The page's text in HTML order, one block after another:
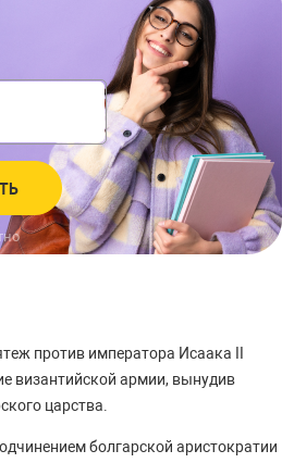
против императора Исаака II
византийской армии, вынудив
царства.
болгарской аристократии